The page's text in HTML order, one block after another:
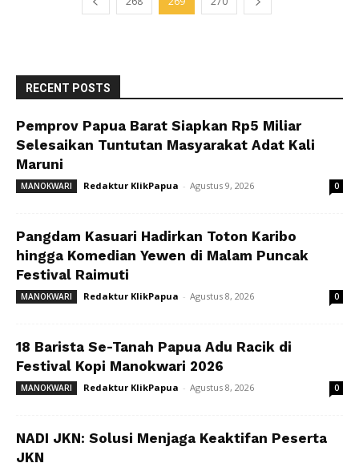
RECENT POSTS
Pemprov Papua Barat Siapkan Rp5 Miliar
Selesaikan Tuntutan Masyarakat Adat Kali
Maruni
MANOKWARI Redaktur KlikPapua - Agustus 9, 2026 0
Pangdam Kasuari Hadirkan Toton Karibo
hingga Komedian Yewen di Malam Puncak
Festival Raimuti
MANOKWARI Redaktur KlikPapua - Agustus 8, 2026 0
18 Barista Se-Tanah Papua Adu Racik di
Festival Kopi Manokwari 2026
MANOKWARI Redaktur KlikPapua - Agustus 8, 2026 0
NADI JKN: Solusi Menjaga Keaktifan Peserta
JKN